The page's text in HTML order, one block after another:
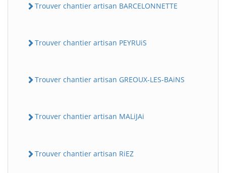
Trouver chantier artisan BARCELONNETTE
Trouver chantier artisan PEYRUiS
Trouver chantier artisan GREOUX-LES-BAiNS
Trouver chantier artisan MALiJAi
Trouver chantier artisan RiEZ